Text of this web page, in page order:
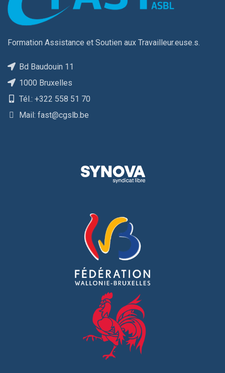
Formation Assistance et Soutien aux Travailleur.euse.s.
Bd Baudouin 11
1000 Bruxelles
Tél.: +322 558 51 70
Mail: fast@cgslb.be